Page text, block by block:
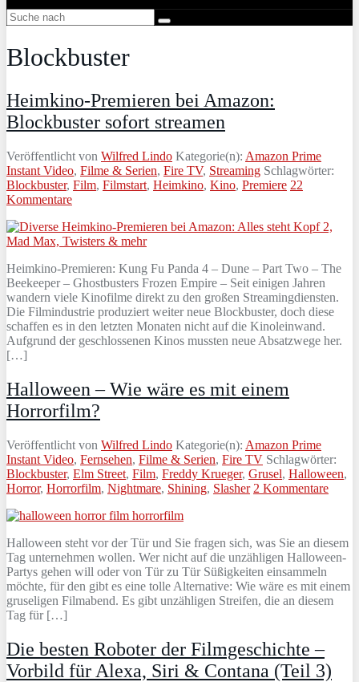
Blockbuster
Heimkino-Premieren bei Amazon:
Blockbuster sofort streamen
Veröffentlicht von Wilfred Lindo Kategorie(n): Amazon Prime
Instant Video, Filme & Serien, Fire TV, Streaming Schlagwörter:
Blockbuster, Film, Filmstart, Heimkino, Kino, Premiere 22
Kommentare
Heimkino-Premieren: Kung Fu Panda 4 – Dune – Part Two – The
Beekeeper – Ghostbusters Frozen Empire – Seit einigen Jahren
wandern viele Kinofilme direkt zu den großen Streamingdiensten.
Die Filmindustrie produziert weiter neue Blockbuster, doch diese
schaffen es in den letzten Monaten nicht auf die Kinoleinwand.
Aufgrund der geschlossenen Kinos mussten neue Absatzwege her.
[…]
Halloween – Wie wäre es mit einem
Horrorfilm?
Veröffentlicht von Wilfred Lindo Kategorie(n): Amazon Prime
Instant Video, Fernsehen, Filme & Serien, Fire TV Schlagwörter:
Blockbuster, Elm Street, Film, Freddy Krueger, Grusel, Halloween,
Horror, Horrorfilm, Nightmare, Shining, Slasher 2 Kommentare
Halloween steht vor der Tür und Sie fragen sich, was Sie an diesem
Tag unternehmen wollen. Wer nicht auf die unzähligen Halloween-
Partys gehen will oder von Tür zu Tür Süßigkeiten einsammeln
möchte, für den gibt es eine tolle Alternative: Wie wäre es mit einem
gruseligen Filmabend. Es gibt unzähligen Streifen, die an diesem
Tag für […]
Die besten Roboter der Filmgeschichte –
Vorbild für Alexa, Siri & Contana (Teil 3)